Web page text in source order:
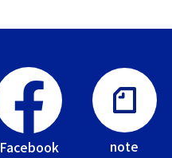
Facebook note